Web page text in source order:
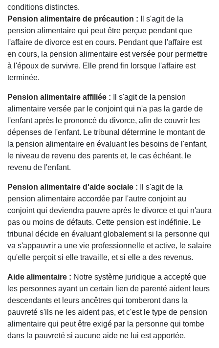
conditions distinctes.
Pension alimentaire de précaution : Il s'agit de la
pension alimentaire qui peut être perçue pendant que
l'affaire de divorce est en cours. Pendant que l'affaire est
en cours, la pension alimentaire est versée pour permettre
à l'époux de survivre. Elle prend fin lorsque l'affaire est
terminée.
Pension alimentaire affiliée : Il s'agit de la pension
alimentaire versée par le conjoint qui n'a pas la garde de
l'enfant après le prononcé du divorce, afin de couvrir les
dépenses de l'enfant. Le tribunal détermine le montant de
la pension alimentaire en évaluant les besoins de l'enfant,
le niveau de revenu des parents et, le cas échéant, le
revenu de l'enfant.
Pension alimentaire d'aide sociale : Il s'agit de la
pension alimentaire accordée par l'autre conjoint au
conjoint qui deviendra pauvre après le divorce et qui n'aura
pas ou moins de défauts. Cette pension est indéfinie. Le
tribunal décide en évaluant globalement si la personne qui
va s'appauvrir a une vie professionnelle et active, le salaire
qu'elle perçoit si elle travaille, et si elle a des revenus.
Aide alimentaire : Notre système juridique a accepté que
les personnes ayant un certain lien de parenté aident leurs
descendants et leurs ancêtres qui tomberont dans la
pauvreté s'ils ne les aident pas, et c'est le type de pension
alimentaire qui peut être exigé par la personne qui tombe
dans la pauvreté si aucune aide ne lui est apportée.